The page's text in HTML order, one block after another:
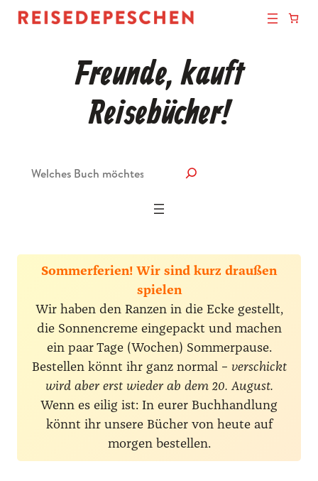
Freunde, kauft
Reisebücher!
Sommerferien! Wir sind kurz draußen
spielen
Wir haben den Ranzen in die Ecke gestellt,
die Sonnencreme eingepackt und machen
ein paar Tage (Wochen) Sommerpause.
Bestellen könnt ihr ganz normal – verschickt
wird aber erst wieder ab dem 20. August.
Wenn es eilig ist: In eurer Buchhandlung
könnt ihr unsere Bücher von heute auf
morgen bestellen.